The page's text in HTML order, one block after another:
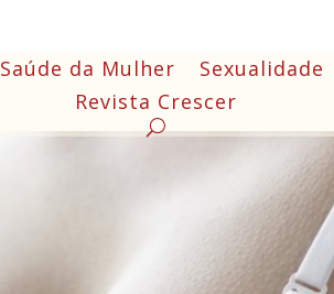
Saúde da Mulher Sexualidade
Revista Crescer